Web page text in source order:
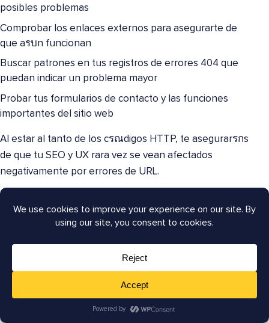
posibles problemas
Comprobar los enlaces externos para asegurarte de
que aรบn funcionan
Buscar patrones en tus registros de errores 404 que
puedan indicar un problema mayor
Probar tus formularios de contacto y las funciones
importantes del sitio web
Al estar al tanto de los cรณdigos HTTP, te asegurarรกs
de que tu SEO y UX rara vez se vean afectados
negativamente por errores de URL.
Mantenimiento regular del sitio web
tu sitio web con regularidad. Actualiza tu WordPress
core, temas y plugins con frecuencia. Muchos
problemas de cรณdigos de estado provienen de
software desactualizado o conflictos entre plugins.
Siempre pruebo las actualizaciones primero en un sitio